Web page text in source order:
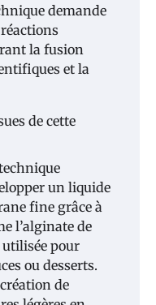
demande
la fusion
et la
de cette
un liquide
fine grâce à
l’alginate de
pour
ou desserts.
création de